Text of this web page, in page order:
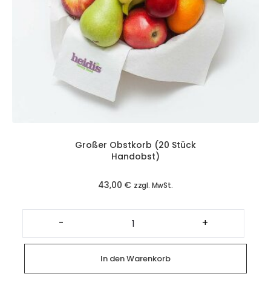
Großer Obstkorb (20 Stück
Handobst)
43,00 € zzgl. MwSt.
-
Großer
Obstkorb
(20
Stück
Handobst)
Menge
+
In den Warenkorb